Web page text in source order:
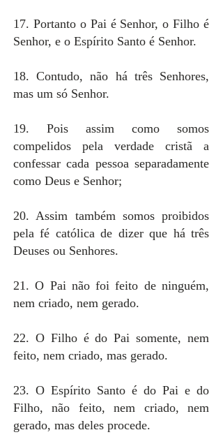
17. Portanto o Pai é Senhor, o Filho é
Senhor, e o Espírito Santo é Senhor.
18. Contudo, não há três Senhores,
mas um só Senhor.
19. Pois assim como somos
compelidos pela verdade cristã a
confessar cada pessoa separadamente
como Deus e Senhor;
20. Assim também somos proibidos
pela fé católica de dizer que há três
Deuses ou Senhores.
21. O Pai não foi feito de ninguém,
nem criado, nem gerado.
22. O Filho é do Pai somente, nem
feito, nem criado, mas gerado.
23. O Espírito Santo é do Pai e do
Filho, não feito, nem criado, nem
gerado, mas deles procede.